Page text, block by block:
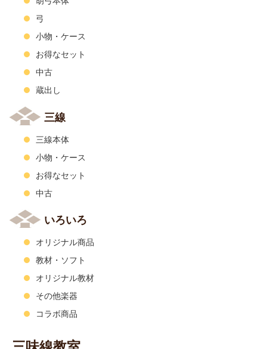
弓
小物・ケース
お得なセット
中古
蔵出し
三線
三線本体
小物・ケース
お得なセット
中古
いろいろ
オリジナル商品
教材・ソフト
オリジナル教材
その他楽器
コラボ商品